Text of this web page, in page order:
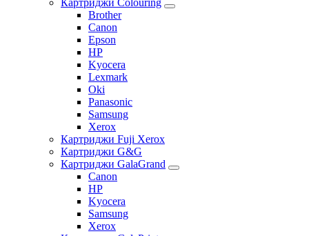
Картриджи Colouring
Brother
Canon
Epson
HP
Kyocera
Lexmark
Oki
Panasonic
Samsung
Xerox
Картриджи Fuji Xerox
Картриджи G&G
Картриджи GalaGrand
Canon
HP
Kyocera
Samsung
Xerox